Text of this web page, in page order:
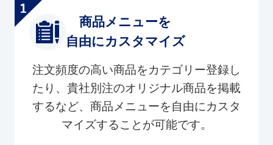
商品メニューを
自由にカスタマイズ
注文頻度の高い商品をカテゴリー登録し
たり、貴社別注のオリジナル商品を掲載
するなど、商品メニューを自由にカスタ
マイズすることが可能です。